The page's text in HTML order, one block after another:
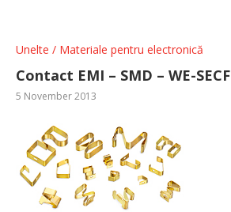
Unelte / Materiale pentru electronică
Contact EMI – SMD – WE-SECF
5 November 2013